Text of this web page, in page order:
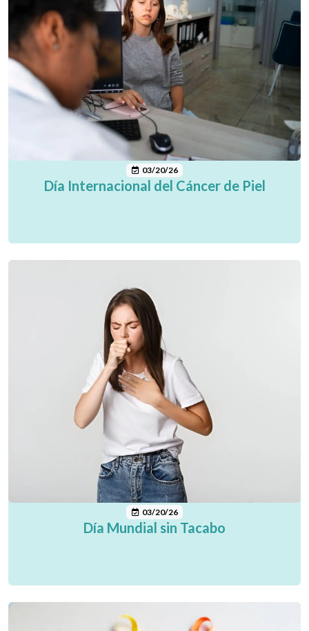
03/20/26
Día Internacional del Cáncer de Piel
03/20/26
Día Mundial sin Tacabo